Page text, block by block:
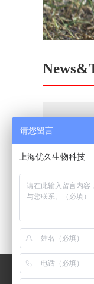
沪ICP备
请您留言
上海优久生物科技